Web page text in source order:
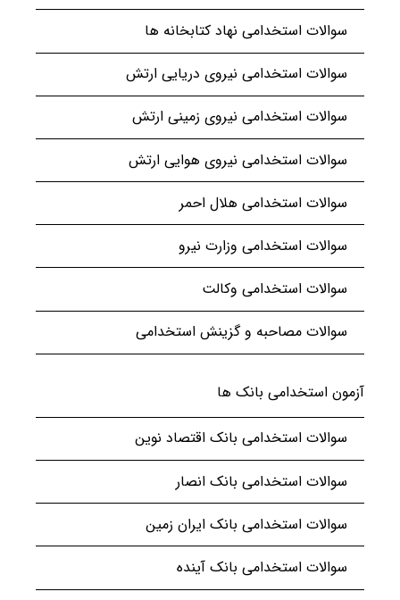
سوالات استخدامی نهاد کتابخانه ها
سوالات استخدامی نیروی دریایی ارتش
سوالات استخدامی نیروی زمینی ارتش
سوالات استخدامی نیروی هوایی ارتش
سوالات استخدامی هلال احمر
سوالات استخدامی وزارت نیرو
سوالات استخدامی وکالت
سوالات مصاحبه و گزینش استخدامی
آزمون استخدامی بانک ها
سوالات استخدامی بانک اقتصاد نوین
سوالات استخدامی بانک انصار
سوالات استخدامی بانک ایران زمین
سوالات استخدامی بانک آینده